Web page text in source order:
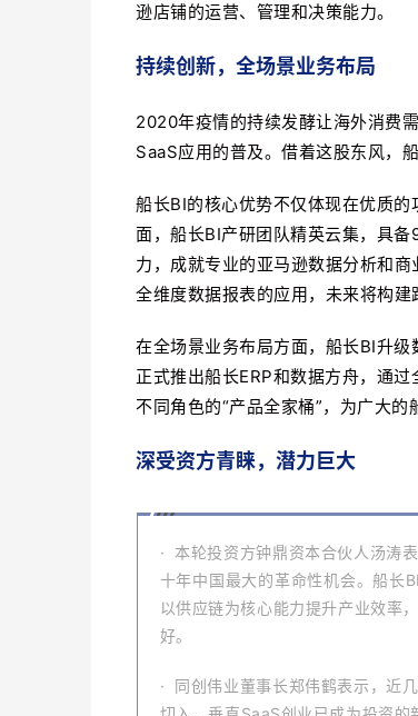
逊店铺的运营、管理和决策能力。
持续创新，全场景业务布局
2020年疫情的持续发酵让海外消费
SaaS应用的普及。 借着这股东风，
船长BI的核心优势不仅体现在优质
面，船长BI产研团队精英云集，具
力，成就专业的亚马逊数据分析和
全维度数据报表的应用，未来将构建
在全场景业务布局方面，船长BI升
正式推出船长ERP和数据方舟，通
不同角色的“产品全家桶”，为广大的
深受资方青睐，潜力巨大
· 本轮投资方钟鼎资本合伙人汤涛
十年中国最大的革命性机会。船长
以供应链为核心能力提升产业效率
好。
· 同创伟业董事长郑伟鹤表示，近